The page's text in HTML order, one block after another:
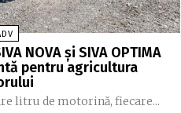
NOVA și SIVA OPTIMA
pentru agricultura
litru de motorină, fiecare...